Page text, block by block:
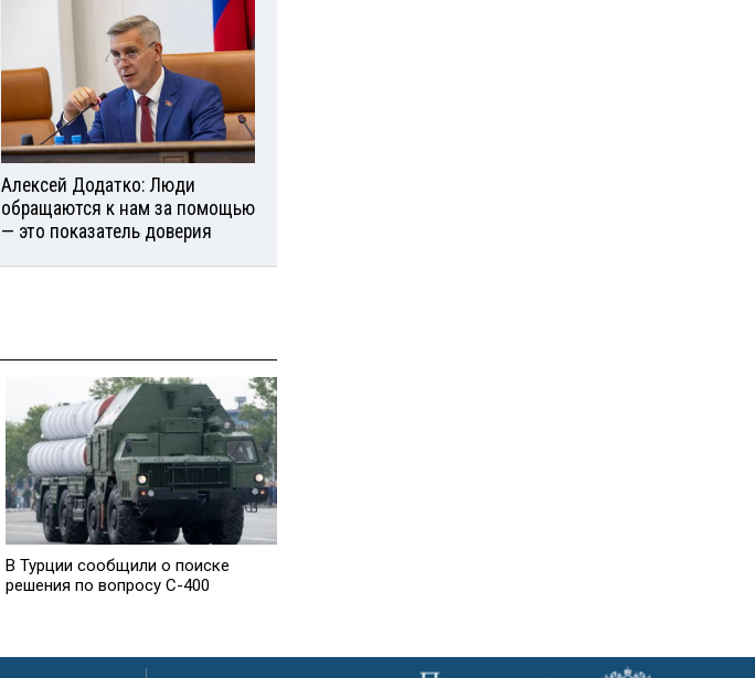
Алексей Додатко: Люди
обращаются к нам за помощью
— это показатель доверия
В Турции сообщили о поиске
решения по вопросу С-400